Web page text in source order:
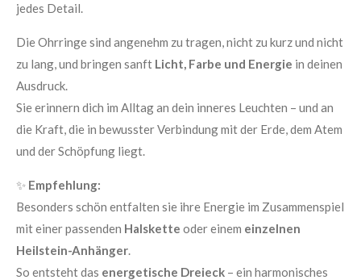
jedes Detail.
Die Ohrringe sind angenehm zu tragen, nicht zu kurz und nicht
zu lang, und bringen sanft Licht, Farbe und Energie in deinen
Ausdruck.
Sie erinnern dich im Alltag an dein inneres Leuchten – und an
die Kraft, die in bewusster Verbindung mit der Erde, dem Atem
und der Schöpfung liegt.
✨ Empfehlung:
Besonders schön entfalten sie ihre Energie im Zusammenspiel
mit einer passenden Halskette oder einem einzelnen
Heilstein-Anhänger.
So entsteht das energetische Dreieck – ein harmonisches